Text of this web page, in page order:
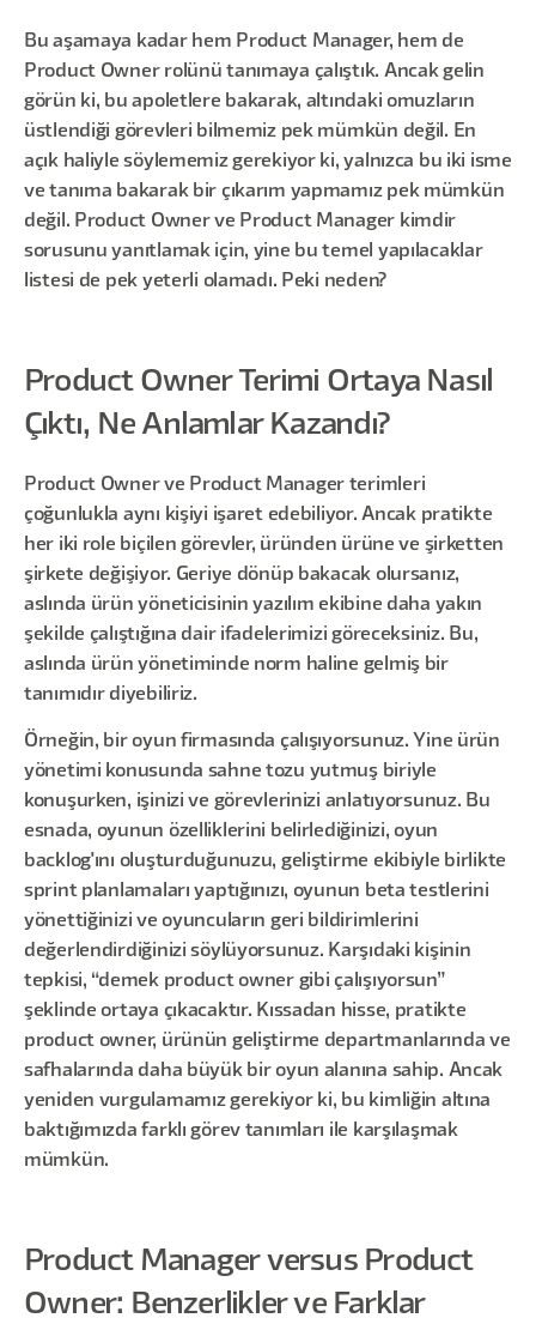
Bu aşamaya kadar hem Product Manager, hem de
Product Owner rolünü tanımaya çalıştık. Ancak gelin
görün ki, bu apoletlere bakarak, altındaki omuzların
üstlendiği görevleri bilmemiz pek mümkün değil. En
açık haliyle söylememiz gerekiyor ki, yalnızca bu iki isme
ve tanıma bakarak bir çıkarım yapmamız pek mümkün
değil. Product Owner ve Product Manager kimdir
sorusunu yanıtlamak için, yine bu temel yapılacaklar
listesi de pek yeterli olamadı. Peki neden?
Product Owner Terimi Ortaya Nasıl
Çıktı, Ne Anlamlar Kazandı?
Product Owner ve Product Manager terimleri
çoğunlukla aynı kişiyi işaret edebiliyor. Ancak pratikte
her iki role biçilen görevler, üründen ürüne ve şirketten
şirkete değişiyor. Geriye dönüp bakacak olursanız,
aslında ürün yöneticisinin yazılım ekibine daha yakın
şekilde çalıştığına dair ifadelerimizi göreceksiniz. Bu,
aslında ürün yönetiminde norm haline gelmiş bir
tanımıdır diyebiliriz.
Örneğin, bir oyun firmasında çalışıyorsunuz. Yine ürün
yönetimi konusunda sahne tozu yutmuş biriyle
konuşurken, işinizi ve görevlerinizi anlatıyorsunuz. Bu
esnada, oyunun özelliklerini belirlediğinizi, oyun
backlog'ını oluşturduğunuzu, geliştirme ekibiyle birlikte
sprint planlamaları yaptığınızı, oyunun beta testlerini
yönettiğinizi ve oyuncuların geri bildirimlerini
değerlendirdiğinizi söylüyorsunuz. Karşıdaki kişinin
tepkisi, “demek product owner gibi çalışıyorsun”
şeklinde ortaya çıkacaktır. Kıssadan hisse, pratikte
product owner, ürünün geliştirme departmanlarında ve
safhalarında daha büyük bir oyun alanına sahip. Ancak
yeniden vurgulamamız gerekiyor ki, bu kimliğin altına
baktığımızda farklı görev tanımları ile karşılaşmak
mümkün.
Product Manager versus Product
Owner: Benzerlikler ve Farklar